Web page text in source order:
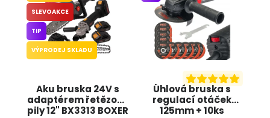
Aku bruska 24V s
adaptérem řetězové
pily 12" BX3313 BOXER
SLEVOAKCE
TIP
VÝPRODEJ SKLADU
Úhlová bruska s
regulací otáček
125mm + 10ks